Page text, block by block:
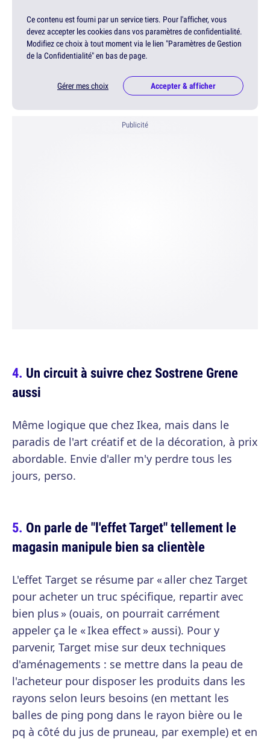
Ce contenu est fourni par un service tiers. Pour l'afficher, vous
devez accepter les cookies dans vos paramètres de confidentialité.
Modifiez ce choix à tout moment via le lien "Paramètres de Gestion
de la Confidentialité" en bas de page.
Gérer mes choix Accepter & afficher
Publicité
Un circuit à suivre chez Sostrene Grene
aussi
Même logique que chez Ikea, mais dans le
paradis de l'art créatif et de la décoration, à prix
abordable. Envie d'aller m'y perdre tous les
jours, perso.
On parle de "l'effet Target" tellement le
magasin manipule bien sa clientèle
L'effet Target se résume par « aller chez Target
pour acheter un truc spécifique, repartir avec
bien plus » (ouais, on pourrait carrément
appeler ça le « Ikea effect » aussi). Pour y
parvenir, Target mise sur deux techniques
d'aménagements : se mettre dans la peau de
l'acheteur pour disposer les produits dans les
rayons selon leurs besoins (en mettant les
balles de ping pong dans le rayon bière ou le
pq à côté du jus de pruneau, par exemple) et en